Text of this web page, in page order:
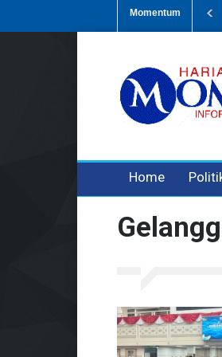
Momentum
Eks Bendahara Pembantu DLH Divonis
Home